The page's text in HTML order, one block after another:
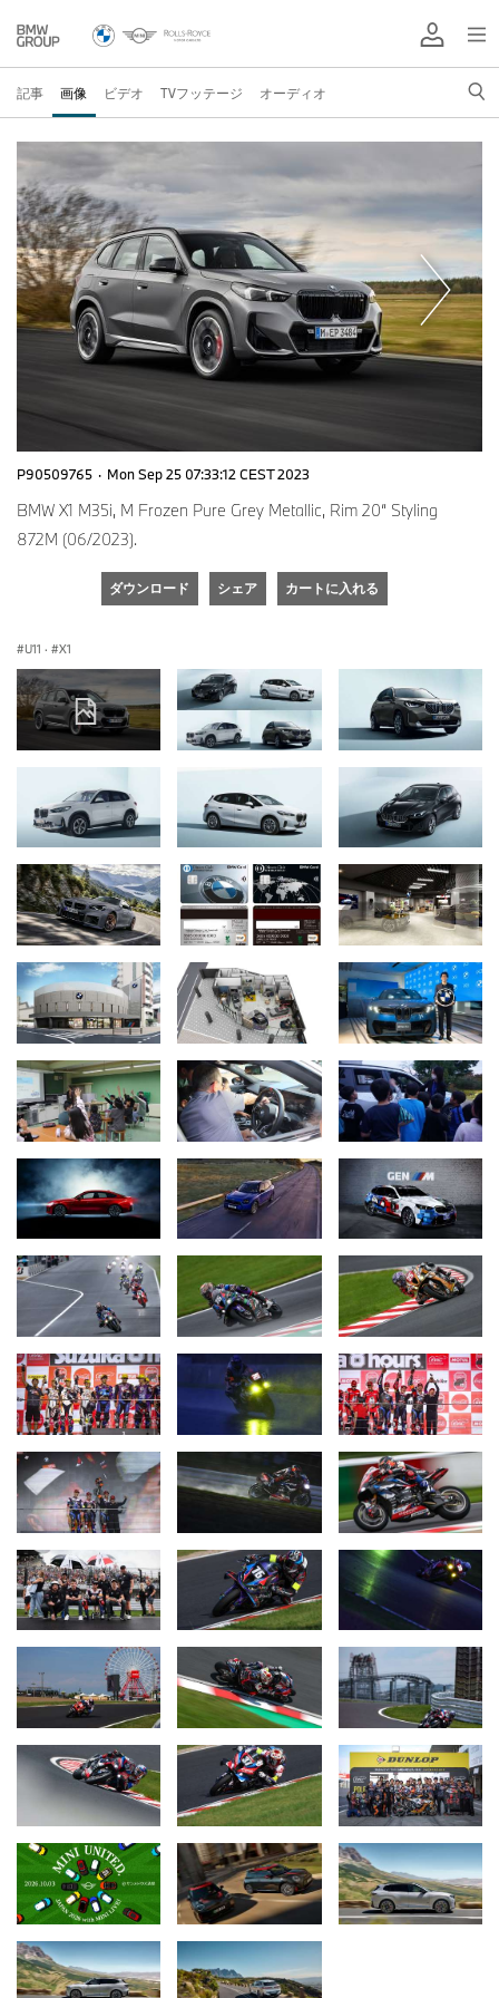
記事 画像 ビデオ TVフッテージ オーディオ
P90509765 · Mon Sep 25 07:33:12 CEST 2023
BMW X1 M35i, M Frozen Pure Grey Metallic, Rim 20“ Styling
872M (06/2023).
ダウンロード シェア カートに入れる
U11 · X1